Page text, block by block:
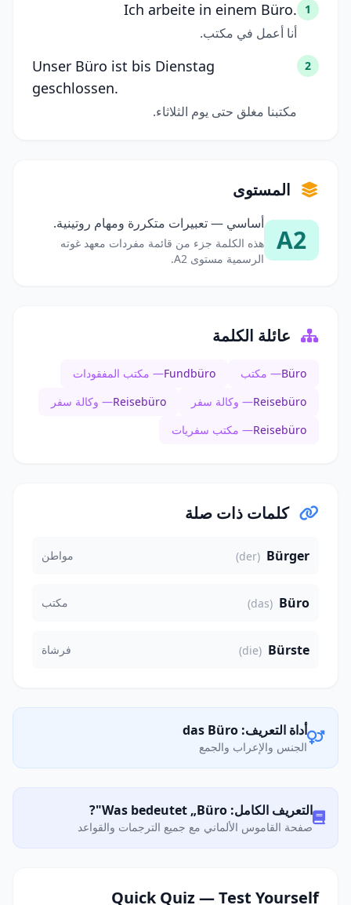
1
Ich arbeite in einem Büro.
أنا أعمل في مكتب.
2
Unser Büro ist bis Dienstag
geschlossen.
مكتبنا مغلق حتى يوم الثلاثاء.
المستوى
A2
أساسي — تعبيرات متكررة ومهام روتينية.
هذه الكلمة جزء من قائمة مفردات معهد غوته
الرسمية مستوى A2.
عائلة الكلمة
Büro— مكتب Fundbüro— مكتب المفقودات
Reisebüro— وكالة سفر Reisebüro— وكالة سفر
Reisebüro— مكتب سفريات
كلمات ذات صلة
Bürger
(der) مواطن
Büro
(das) مكتب
Bürste
(die) فرشاة
أداة التعريف: das Büro
الجنس والإعراب والجمع
التعريف الكامل: Was bedeutet „Büro"?
صفحة القاموس الألماني مع جميع الترجمات والقواعد
Quick Quiz — Test Yourself